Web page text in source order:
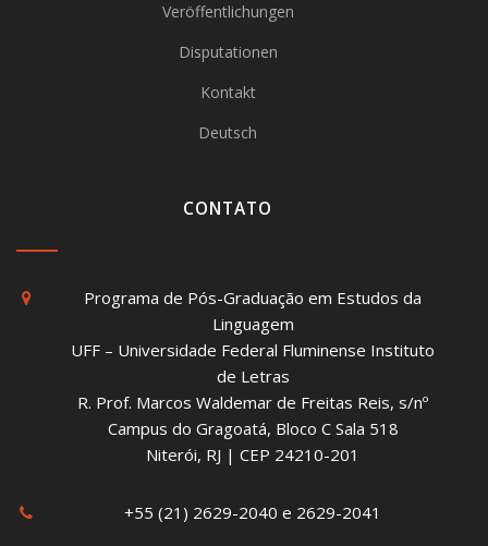
Veröffentlichungen
Disputationen
Kontakt
Deutsch
CONTATO
Programa de Pós-Graduação em Estudos da
Linguagem
UFF – Universidade Federal Fluminense Instituto
de Letras
R. Prof. Marcos Waldemar de Freitas Reis, s/nº
Campus do Gragoatá, Bloco C Sala 518
Niterói, RJ | CEP 24210-201
+55 (21) 2629-2040 e 2629-2041